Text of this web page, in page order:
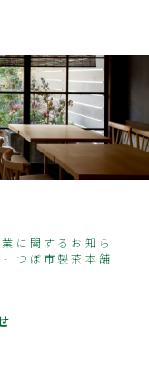
に関するお知ら
つぼ市製茶本舗